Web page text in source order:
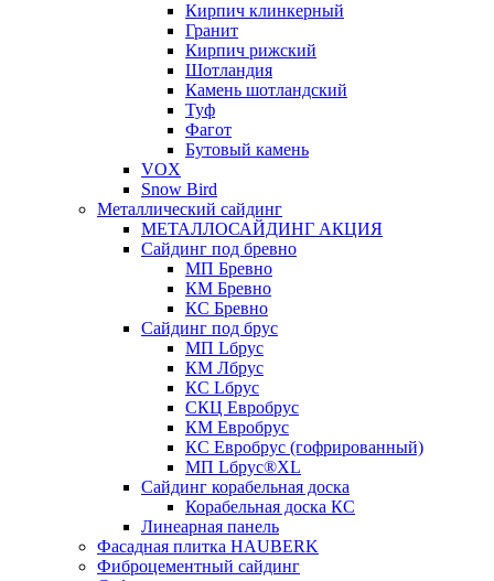
Кирпич клинкерный
Гранит
Кирпич рижский
Шотландия
Камень шотландский
Туф
Фагот
Бутовый камень
VOX
Snow Bird
Металлический сайдинг
МЕТАЛЛОСАЙДИНГ АКЦИЯ
Сайдинг под бревно
МП Бревно
КМ Бревно
КС Бревно
Сайдинг под брус
МП Lбрус
КМ Лбрус
КС Lбрус
СКЦ Евробрус
КМ Евробрус
КС Евробрус (гофрированный)
МП Lбрус®XL
Сайдинг корабельная доска
Корабельная доска КС
Линеарная панель
Фасадная плитка HAUBERK
Фиброцементный сайдинг